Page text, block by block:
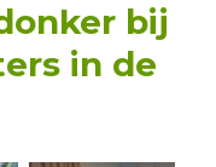
bij
in de